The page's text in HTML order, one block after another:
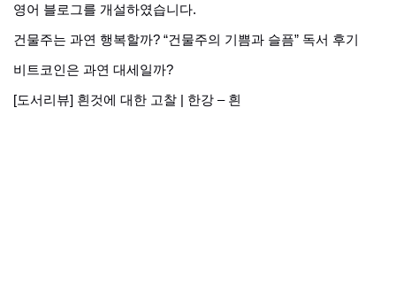
영어 블로그를 개설하였습니다.
건물주는 과연 행복할까? “건물주의 기쁨과 슬픔” 독서 후기
비트코인은 과연 대세일까?
[도서리뷰] 흰것에 대한 고찰 | 한강 – 흰